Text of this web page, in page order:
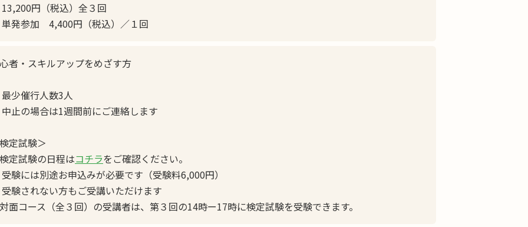
円（税込）全３回
発参加 4,400円（税込）／１回
者・スキルアップをめざす方
少催行人数3人
止の場合は1週間前にご連絡します
定試験＞
定試験の日程はコチラをご確認ください。
験には別途お申込みが必要です（受験料6,000円）
験されない方もご受講いただけます
面コース（全３回）の受講者は、第３回の14時ー17時に検定試験を受験できます。